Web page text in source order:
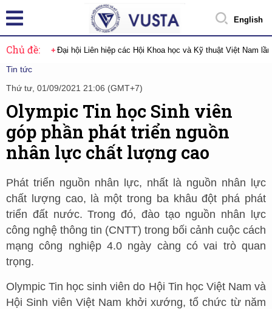
English
Chủ đề: Đại hội Liên hiệp các Hội Khoa học và Kỹ thuật Việt Nam
Tin tức
Thứ tư, 01/09/2021 21:06 (GMT+7)
Olympic Tin học Sinh viên
góp phần phát triển nguồn
nhân lực chất lượng cao
Phát triển nguồn nhân lực, nhất là nguồn nhân lực
chất lượng cao, là một trong ba khâu đột phá phát
triển đất nước. Trong đó, đào tạo nguồn nhân lực
công nghệ thông tin (CNTT) trong bối cảnh cuộc cách
mạng công nghiệp 4.0 ngày càng có vai trò quan
trọng.
Olympic Tin học sinh viên do Hội Tin học Việt Nam và
Hội Sinh viên Việt Nam khởi xướng, tổ chức từ năm